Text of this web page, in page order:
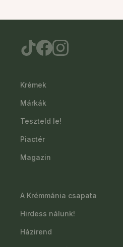
Krémek
Márkák
Teszteld le!
Piactér
Magazin
A Krémmánia csapata
Hirdess nálunk!
Házirend